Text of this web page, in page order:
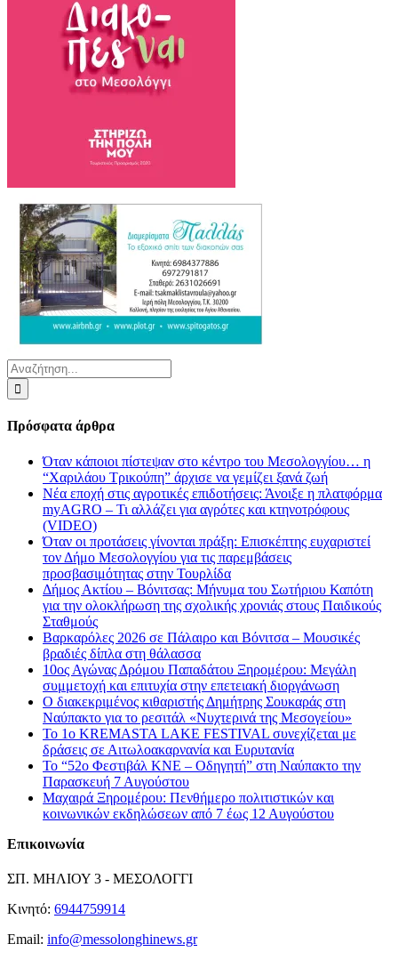
Αναζήτηση
για:
Πρόσφατα άρθρα
Όταν κάποιοι πίστεψαν στο κέντρο του Μεσολογγίου… η
“Χαριλάου Τρικούπη” άρχισε να γεμίζει ξανά ζωή
Νέα εποχή στις αγροτικές επιδοτήσεις: Άνοιξε η πλατφόρμα
myAGRO – Τι αλλάζει για αγρότες και κτηνοτρόφους
(VIDEO)
Όταν οι προτάσεις γίνονται πράξη: Επισκέπτης ευχαριστεί
τον Δήμο Μεσολογγίου για τις παρεμβάσεις
προσβασιμότητας στην Τουρλίδα
Δήμος Ακτίου – Βόνιτσας: Μήνυμα του Σωτήριου Καπότη
για την ολοκλήρωση της σχολικής χρονιάς στους Παιδικούς
Σταθμούς
Βαρκαρόλες 2026 σε Πάλαιρο και Βόνιτσα – Μουσικές
βραδιές δίπλα στη θάλασσα
10ος Αγώνας Δρόμου Παπαδάτου Ξηρομέρου: Μεγάλη
συμμετοχή και επιτυχία στην επετειακή διοργάνωση
Ο διακεκριμένος κιθαριστής Δημήτρης Σουκαράς στη
Ναύπακτο για το ρεσιτάλ «Νυχτερινά της Μεσογείου»
Το 1ο KREMASTA LAKE FESTIVAL συνεχίζεται με
δράσεις σε Αιτωλοακαρνανία και Ευρυτανία
Το “52ο Φεστιβάλ ΚΝΕ – Οδηγητή” στη Ναύπακτο την
Παρασκευή 7 Αυγούστου
Μαχαιρά Ξηρομέρου: Πενθήμερο πολιτιστικών και
κοινωνικών εκδηλώσεων από 7 έως 12 Αυγούστου
Επικοινωνία
ΣΠ. ΜΗΛΙΟΥ 3 - ΜΕΣΟΛΟΓΓΙ
Κινητό: 6944759914
Email: info@messolonghinews.gr